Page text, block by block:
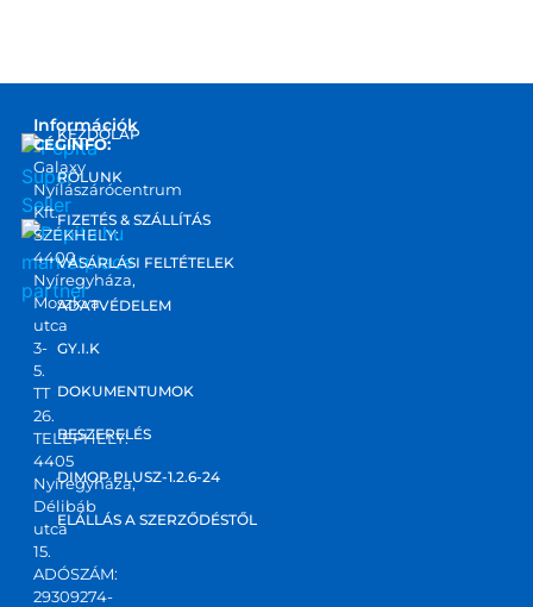
marketplace
partner
Információk
CÉGINFO:
Galaxy
Nyílászárócentrum
Kft.
SZÉKHELY:
4400
Nyíregyháza,
Moszkva
utca
3-
5.
TT
26.
TELEPHELY:
4405
Nyíregyháza,
Délibáb
utca
15.
ADÓSZÁM:
29309274-
KEZDŐLAP
RÓLUNK
FIZETÉS & SZÁLLÍTÁS
VÁSÁRLÁSI FELTÉTELEK
ADATVÉDELEM
GY.I.K
DOKUMENTUMOK
BESZERELÉS
DIMOP PLUSZ-1.2.6-24
ELÁLLÁS A SZERZŐDÉSTŐL